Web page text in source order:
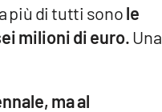
più di tutti sonole
milioni di euro.Una
ma al